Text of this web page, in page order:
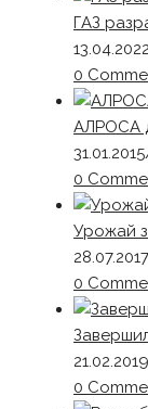
ГАЗ
13.04.2022
0
АЛРОСА
31.01.2015
0
Урожай
28.07.2017
0
21.02.2019
0